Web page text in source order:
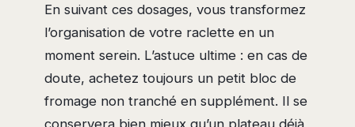
En suivant ces dosages, vous transformez
l’organisation de votre raclette en un
moment serein. L’astuce ultime : en cas de
doute, achetez toujours un petit bloc de
fromage non tranché en supplément. Il se
conservera bien mieux qu’un plateau déjà